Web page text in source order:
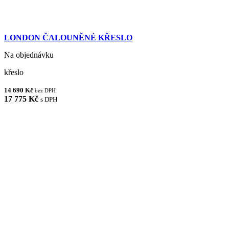
LONDON ČALOUNĚNÉ KŘESLO
Na objednávku
křeslo
14 690 Kč bez DPH
17 775 Kč s DPH